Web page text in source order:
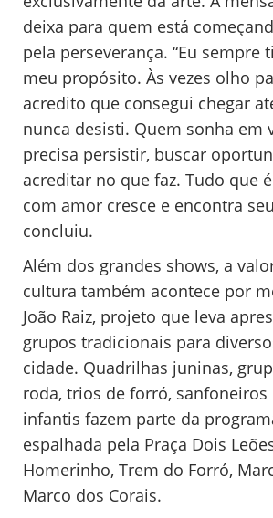
deixa para quem está
pela perseverança. “Eu sempre
meu propósito. Às vezes olho
acredito que consegui chegar
nunca desisti. Quem sonha em
precisa persistir, buscar
acreditar no que faz. Tudo que
com amor cresce e encontra
concluiu.
Além dos grandes shows, a
cultura também acontece por
João Raiz, projeto que leva
grupos tradicionais para
cidade. Quadrilhas juninas,
roda, trios de forró, sanfoneiros
infantis fazem parte da
espalhada pela Praça Dois
Homerinho, Trem do Forró,
Marco dos Corais.